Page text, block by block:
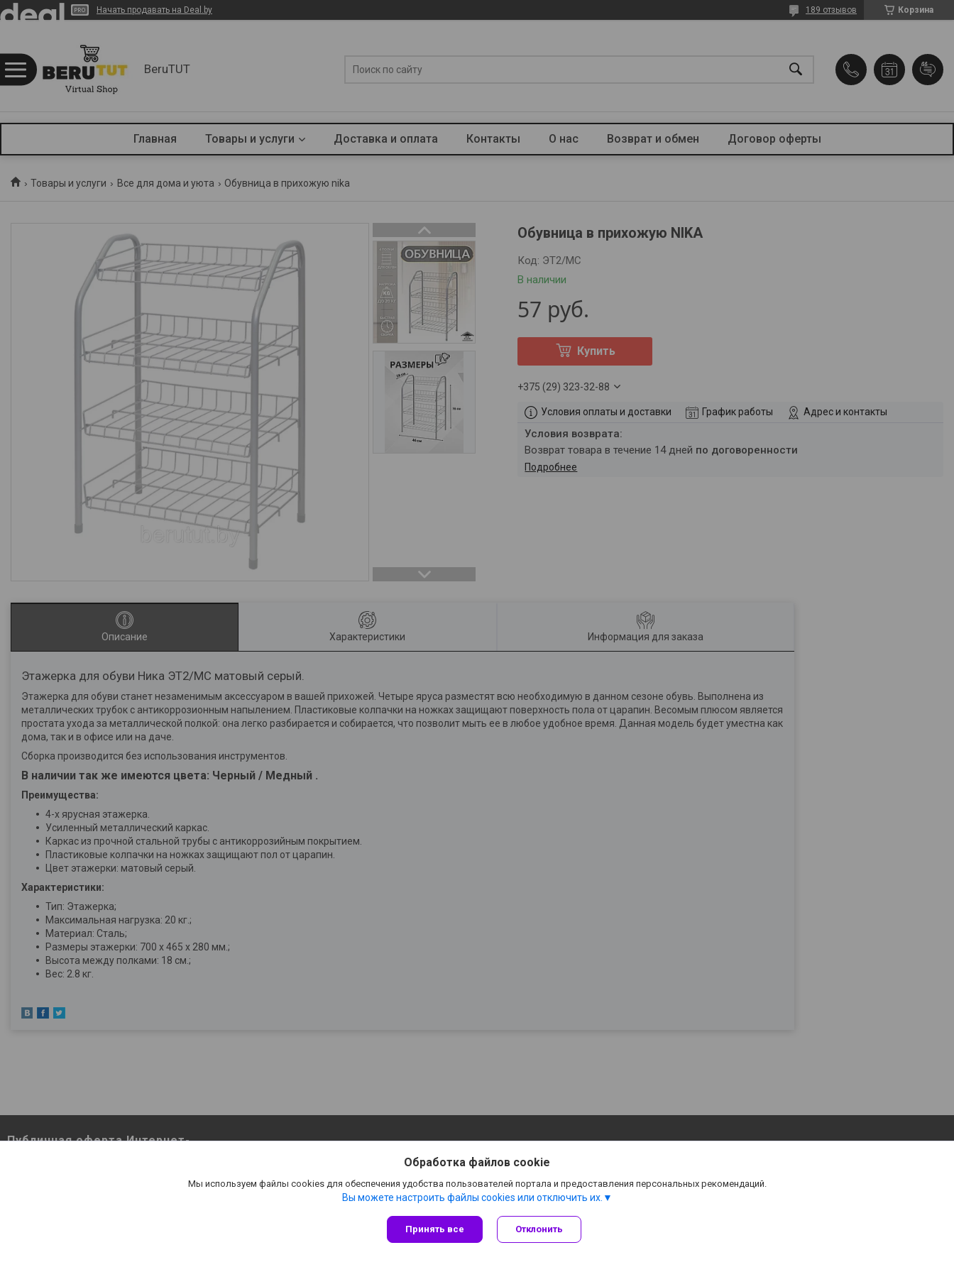
Начать продавать на Deal.by Корзина
189 отзывов
BeruTUT
Главная Товары и услуги Доставка и оплата Контакты О нас Возврат и обмен Договор оферты
Товары и услуги Все для дома и уюта Обувница в прихожую nika
Обувница в прихожую NIKA
В наличии
Код: ЭТ2/МС
57 руб.
Купить
+375 (29) 323-32-88
Условия оплаты и доставки График работы Адрес и контакты
возврат товара в течение 14 дней по договоренности
Подробнее
Описание Характеристики Информация для заказа
Этажерка для обуви Ника ЭТ2/МС матовый серый.
Этажерка для обуви станет незаменимым аксессуаром в вашей прихожей. Четыре яруса разместят всю необходимую в данном сезоне обувь. Выполнена из
металлических трубок с антикоррозионным напылением. Пластиковые колпачки на ножках защищают поверхность пола от царапин. Весомым плюсом является
простата ухода за металлической полкой: она легко разбирается и собирается, что позволит мыть ее в любое удобное время. Данная модель будет уместна как
дома, так и в офисе или на даче.
Сборка производится без использования инструментов.
В наличии так же имеются цвета: Черный / Медный .
Преимущества:
4-х ярусная этажерка.
Усиленный металлический каркас.
Каркас из прочной стальной трубы с антикоррозийным покрытием.
Пластиковые колпачки на ножках защищают пол от царапин.
Цвет этажерки: матовый серый.
Характеристики:
Тип: Этажерка;
Максимальная нагрузка: 20 кг.;
Материал: Сталь;
Размеры этажерки: 700 х 465 х 280 мм.;
Высота между полками: 18 см.;
Вес: 2.8 кг.
Публичная оферта Интернет-
Сайт создан на платформе Deal.by
Политика обработки файлов cookies
Обработка файлов cookie
Мы используем файлы cookies для обеспечения удобства пользователей портала и предоставления персональных рекомендаций.
Вы можете настроить файлы cookies или отключить их.
Принять все Отклонить